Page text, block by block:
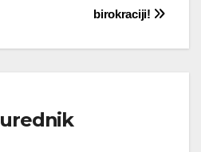
birokraciji!
urednik